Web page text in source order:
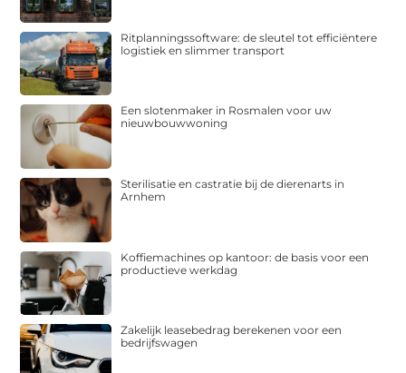
Ritplanningssoftware: de sleutel tot efficiëntere
logistiek en slimmer transport
Een slotenmaker in Rosmalen voor uw
nieuwbouwwoning
Sterilisatie en castratie bij de dierenarts in
Arnhem
Koffiemachines op kantoor: de basis voor een
productieve werkdag
Zakelijk leasebedrag berekenen voor een
bedrijfswagen